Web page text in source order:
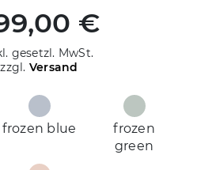
€
gesetzl. MwSt.
zzgl. Versand
frozen blue
frozen
green